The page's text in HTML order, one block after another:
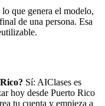
que genera el modelo,
de una persona. Esa
? Sí: AIClases es
hoy desde Puerto Rico
tu cuenta y empieza a